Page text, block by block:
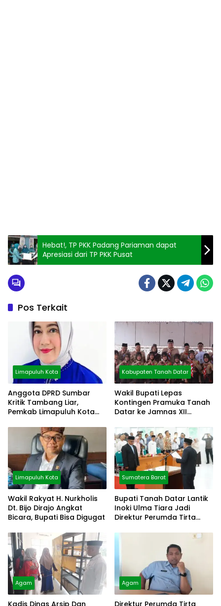
Hebat!, TP PKK Padang Pariaman dapat
Apresiasi dari TP PKK Pusat
Pos Terkait
Limapuluh Kota
Anggota DPRD Sumbar
Kritik Tambang Liar,
Pemkab Limapuluh Kota
Kabupaten Tanah Datar
Wakil Bupati Lepas
Kontingen Pramuka Tanah
Datar ke Jamnas XII
Limapuluh Kota
Wakil Rakyat H. Nurkholis
Dt. Bijo Dirajo Angkat
Bicara, Bupati Bisa Digugat
Sumatera Barat
Bupati Tanah Datar Lantik
Inoki Ulma Tiara Jadi
Direktur Perumda Tirta
Agam
Kadis Dinas Arsip Dan
Agam
Direktur Perumda Tirta